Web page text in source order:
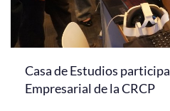
Casa de Estudios
Empresarial de la CRCP